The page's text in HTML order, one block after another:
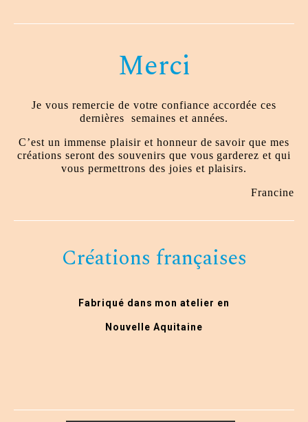
Merci
Je vous remercie de votre confiance accordée ces
dernières semaines et années.
C’est un immense plaisir et honneur de savoir que mes
créations seront des souvenirs que vous garderez et qui
vous permettrons des joies et plaisirs.
Francine
Créations françaises
Fabriqué dans mon atelier en
Nouvelle Aquitaine